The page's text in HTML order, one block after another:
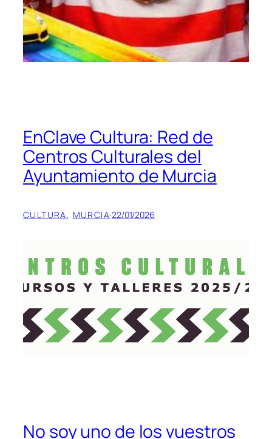
EnClave Cultura: Red de
Centros Culturales del
Ayuntamiento de Murcia
CULTURA , MURCIA·22/01/2026
No soy uno de los vuestros